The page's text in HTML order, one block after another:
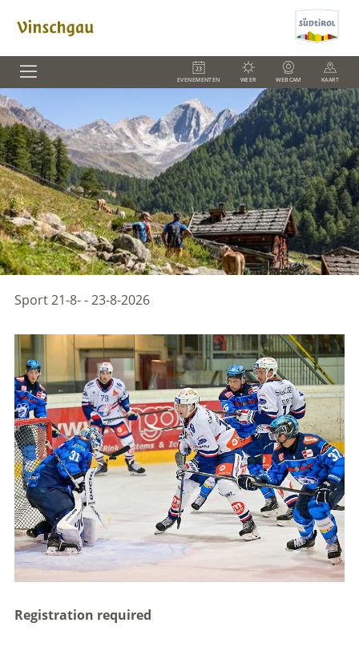
EVENEMENTEN WEER WEBCAM KAART
Sport21-8- - 23-8-2026
Registration required